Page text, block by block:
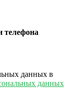
телефона
данных в
данных